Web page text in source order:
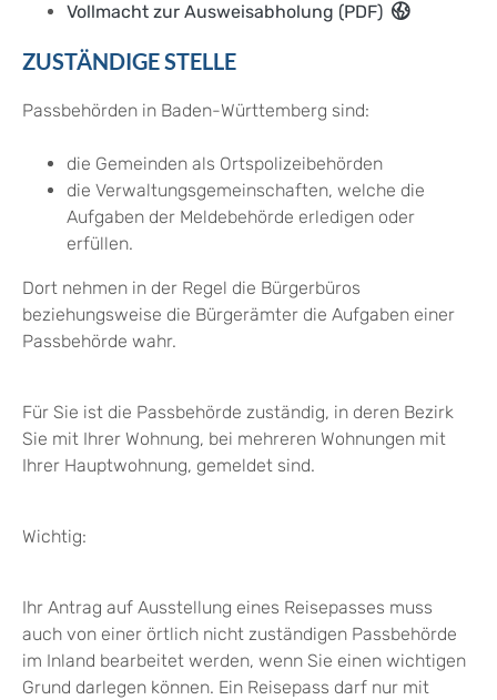
Vollmacht zur Ausweisabholung (PDF)
ZUSTÄNDIGE STELLE
Passbehörden in Baden-Württemberg sind:
die Gemeinden als Ortspolizeibehörden
die Verwaltungsgemeinschaften, welche die
Aufgaben der Meldebehörde erledigen oder
erfüllen.
Dort nehmen in der Regel die Bürgerbüros
beziehungsweise die Bürgerämter die Aufgaben einer
Passbehörde wahr.
Für Sie ist die Passbehörde zuständig, in deren Bezirk
Sie mit Ihrer Wohnung, bei mehreren Wohnungen mit
Ihrer Hauptwohnung, gemeldet sind.
Wichtig:
Ihr Antrag auf Ausstellung eines Reisepasses muss
auch von einer örtlich nicht zuständigen Passbehörde
im Inland bearbeitet werden, wenn Sie einen wichtigen
Grund darlegen können. Ein Reisepass darf nur mit